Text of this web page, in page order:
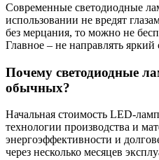
Современные светодиодные
использовании не вредят
без мерцания, то можно не
Главное – не направлять яркий
Почему светодиодные
обычных?
Начальная стоимость LED-
технологии производства и
энергоэффективности и
через несколько месяцев